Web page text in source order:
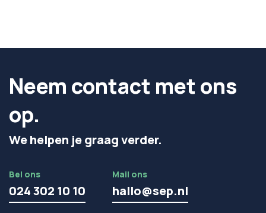
Neem contact met ons
op.
We helpen je graag verder.
Bel ons
024 302 10 10
Mail ons
hallo@sep.nl